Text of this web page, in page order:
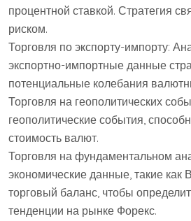
процентной ставкой. Стратегия
риском.
Торговля по экспорту-импорту:
экспортно-импортные данные
потенциальные колебания
Торговля на геополитических
геополитические события,
стоимость валют.
Торговля на фундаментальном
экономические данные, такие
торговый баланс, чтобы
тенденции на рынке Форекс.